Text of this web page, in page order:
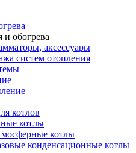
обогрева
аксессуары
систем отопления
котлов
котлы
котлы
конденсационные котлы